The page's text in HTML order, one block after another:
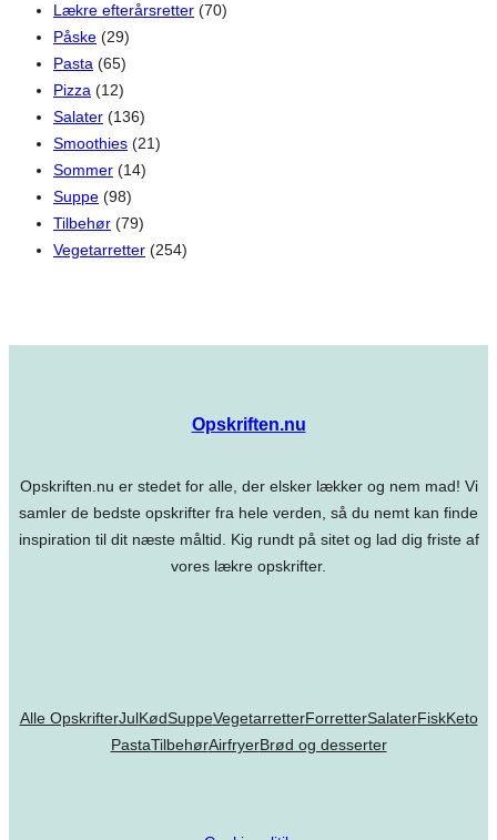
Lækre efterårsretter (70)
Påske (29)
Pasta (65)
Pizza (12)
Salater (136)
Smoothies (21)
Sommer (14)
Suppe (98)
Tilbehør (79)
Vegetarretter (254)
Opskriften.nu
Opskriften.nu er stedet for alle, der elsker lækker og nem mad! Vi
samler de bedste opskrifter fra hele verden, så du nemt kan finde
inspiration til dit næste måltid. Kig rundt på sitet og lad dig friste af
vores lækre opskrifter.
Alle OpskrifterJulKødSuppeVegetarretterForretterSalaterFiskKeto
PastaTilbehørAirfryerBrød og desserter